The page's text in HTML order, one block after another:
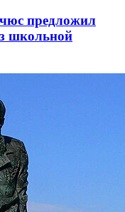
предложил
школьной